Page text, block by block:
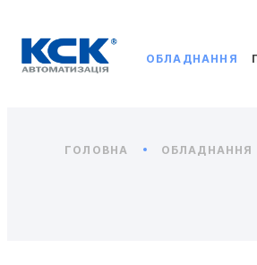
ОБЛАДНАННЯ
ГОЛОВНА ОБЛАДНАННЯ